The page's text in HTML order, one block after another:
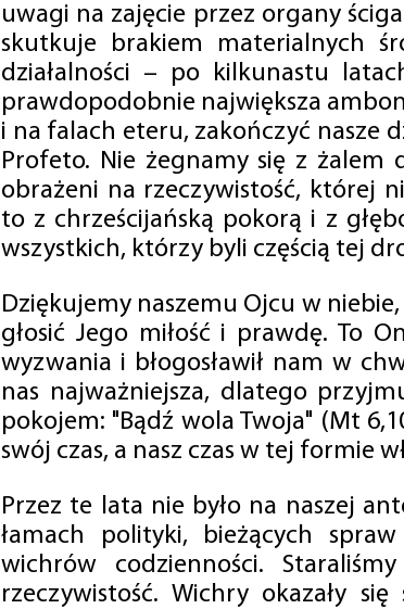
uwagi na zajęcie przez organy
skutkuje brakiem materialnych
działalności – po kilkunastu
prawdopodobnie największa
i na falach eteru, zakończyć nasze
Profeto. Nie żegnamy się z żalem
obrażeni na rzeczywistość, której
to z chrześcijańską pokorą i z
wszystkich, którzy byli częścią tej
Dziękujemy naszemu Ojcu w
głosić Jego miłość i prawdę. To
wyzwania i błogosławił nam w
nas najważniejsza, dlatego
pokojem: "Bądź wola Twoja" (Mt
swój czas, a nasz czas w tej formie
Przez te lata nie było na naszej
łamach polityki, bieżących
wichrów codzienności.
rzeczywistość. Wichry okazały